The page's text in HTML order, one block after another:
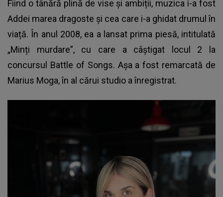
Fiind o tânără plină de vise și ambiții, muzica i-a fost
Addei marea dragoste și cea care i-a ghidat drumul în
viață. În anul 2008, ea a lansat prima piesă, intitulată
„Minți murdare”, cu care a câștigat locul 2 la
concursul Battle of Songs. Așa a fost remarcată de
Marius Moga, în al cărui studio a înregistrat.